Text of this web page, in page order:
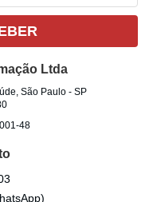
Ltda
São Paulo -SP
48